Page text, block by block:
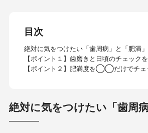
目次
絶対に気をつけたい「歯周病」と「肥満」
【ポイント１】歯磨きと日頃のチェック
【ポイント２】肥満度を◯◯だけでチェ
絶対に気をつけたい「歯周